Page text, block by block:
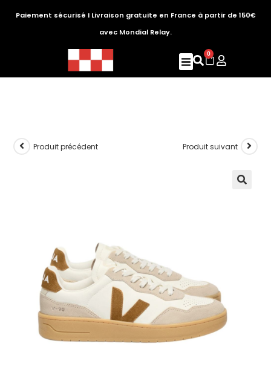
Paiement sécurisé I Livraison gratuite en France à partir de 150€
avec Mondial Relay.
0
Produit précédent Produit suivant